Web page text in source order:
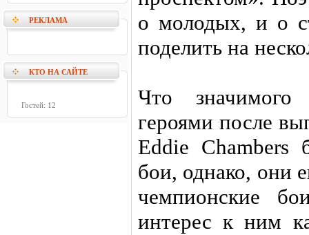
РЕКЛАМА
КТО НА САЙТЕ
Гостей: 12
о молодых, и о
поделить на
Что
героями после
Eddie Chambers
бои, однако, они
чемпионские
интерес к ним